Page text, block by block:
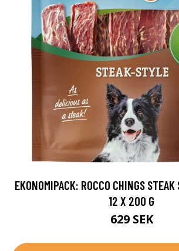
EKONOMIPACK: ROCCO CHINGS
12 X 200 G
629 SEK